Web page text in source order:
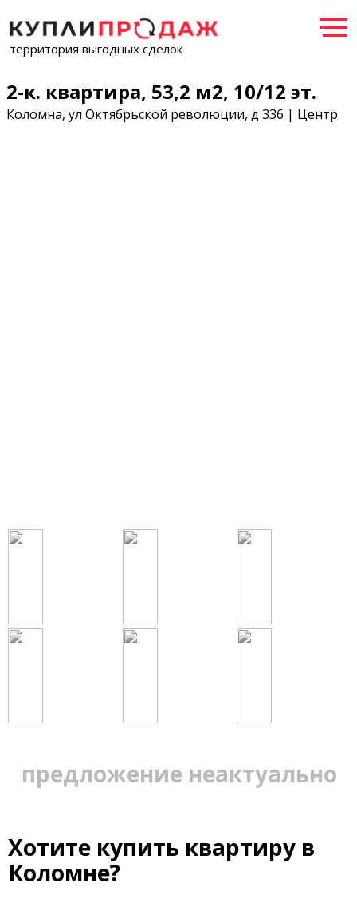
территория выгодных сделок
2-к. квартира, 53,2 м2, 10/12 эт.
Коломна, ул Октябрьской революции, д 336 | Центр
предложение неактуально
Хотите купить квартиру в
Коломне?